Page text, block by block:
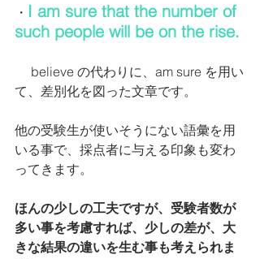
・ I am sure that the number of
such people will be on the rise.
て、差別化を図った文章です。
他の受験生が使いそうにない語彙を用
いる事で、採点者に与える印象も変わ
ってきます。
ほんの少しの工夫ですが、受験者数が
多い事を考慮すれば、少しの差が、大
きな結果の違いを生む事も考えられま